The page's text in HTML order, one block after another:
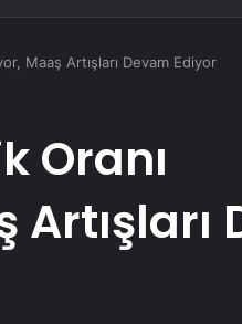
Maaş Artışları Devam Ediyor
Oranı